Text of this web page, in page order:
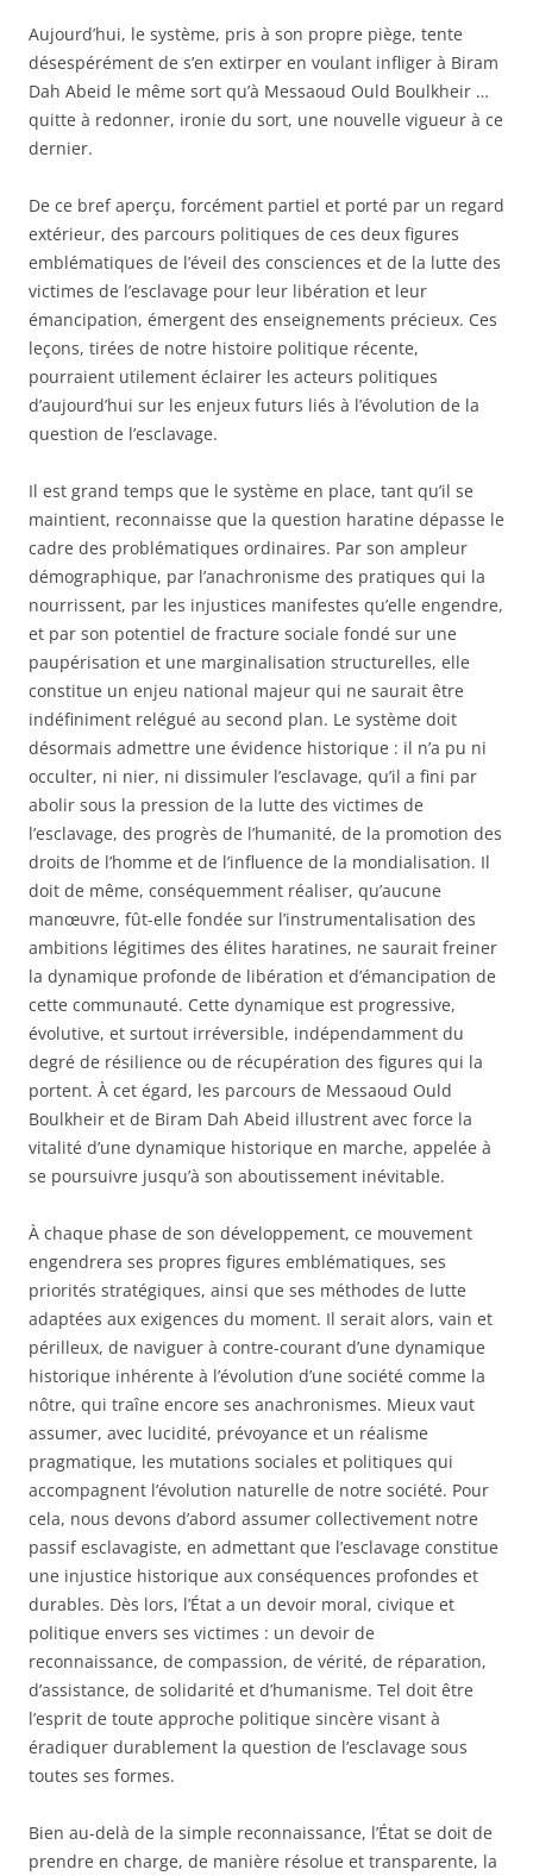
Aujourd’hui, le système, pris à son propre piège, tente
désespérément de s’en extirper en voulant infliger à Biram
Dah Abeid le même sort qu’à Messaoud Ould Boulkheir …
quitte à redonner, ironie du sort, une nouvelle vigueur à ce
dernier.
De ce bref aperçu, forcément partiel et porté par un regard
extérieur, des parcours politiques de ces deux figures
emblématiques de l’éveil des consciences et de la lutte des
victimes de l’esclavage pour leur libération et leur
émancipation, émergent des enseignements précieux. Ces
leçons, tirées de notre histoire politique récente,
pourraient utilement éclairer les acteurs politiques
d’aujourd’hui sur les enjeux futurs liés à l’évolution de la
question de l’esclavage.
Il est grand temps que le système en place, tant qu’il se
maintient, reconnaisse que la question haratine dépasse le
cadre des problématiques ordinaires. Par son ampleur
démographique, par l’anachronisme des pratiques qui la
nourrissent, par les injustices manifestes qu’elle engendre,
et par son potentiel de fracture sociale fondé sur une
paupérisation et une marginalisation structurelles, elle
constitue un enjeu national majeur qui ne saurait être
indéfiniment relégué au second plan. Le système doit
désormais admettre une évidence historique : il n’a pu ni
occulter, ni nier, ni dissimuler l’esclavage, qu’il a fini par
abolir sous la pression de la lutte des victimes de
l’esclavage, des progrès de l’humanité, de la promotion des
droits de l’homme et de l’influence de la mondialisation. Il
doit de même, conséquemment réaliser, qu’aucune
manœuvre, fût-elle fondée sur l’instrumentalisation des
ambitions légitimes des élites haratines, ne saurait freiner
la dynamique profonde de libération et d’émancipation de
cette communauté. Cette dynamique est progressive,
évolutive, et surtout irréversible, indépendamment du
degré de résilience ou de récupération des figures qui la
portent. À cet égard, les parcours de Messaoud Ould
Boulkheir et de Biram Dah Abeid illustrent avec force la
vitalité d’une dynamique historique en marche, appelée à
se poursuivre jusqu’à son aboutissement inévitable.
À chaque phase de son développement, ce mouvement
engendrera ses propres figures emblématiques, ses
priorités stratégiques, ainsi que ses méthodes de lutte
adaptées aux exigences du moment. Il serait alors, vain et
périlleux, de naviguer à contre-courant d’une dynamique
historique inhérente à l’évolution d’une société comme la
nôtre, qui traîne encore ses anachronismes. Mieux vaut
assumer, avec lucidité, prévoyance et un réalisme
pragmatique, les mutations sociales et politiques qui
accompagnent l’évolution naturelle de notre société. Pour
cela, nous devons d’abord assumer collectivement notre
passif esclavagiste, en admettant que l’esclavage constitue
une injustice historique aux conséquences profondes et
durables. Dès lors, l’État a un devoir moral, civique et
politique envers ses victimes : un devoir de
reconnaissance, de compassion, de vérité, de réparation,
d’assistance, de solidarité et d’humanisme. Tel doit être
l’esprit de toute approche politique sincère visant à
éradiquer durablement la question de l’esclavage sous
toutes ses formes.
Bien au-delà de la simple reconnaissance, l’État se doit de
prendre en charge, de manière résolue et transparente, la